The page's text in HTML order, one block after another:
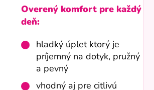
Overený komfort pre každý
deň:
hladký úplet ktorý je
príjemný na dotyk, pružný
a pevný
vhodný aj pre citlivú